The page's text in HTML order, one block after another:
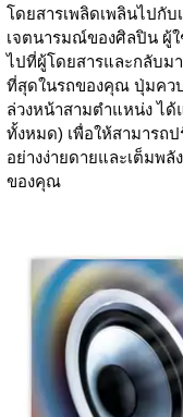
โดยสารเพลิดเพลินไปกั
เจตนารมณ์ของศิลปิน ผู้
ไปที่ผู้โดยสารและกลับม
ที่สุดในรถของคุณ ปุ่มคว
ล่วงหน้าสามตำแหน่ง ไ
ทั้งหมด) เพื่อให้สามารถ
อย่างง่ายดายและเต็มพ
ของคุณ